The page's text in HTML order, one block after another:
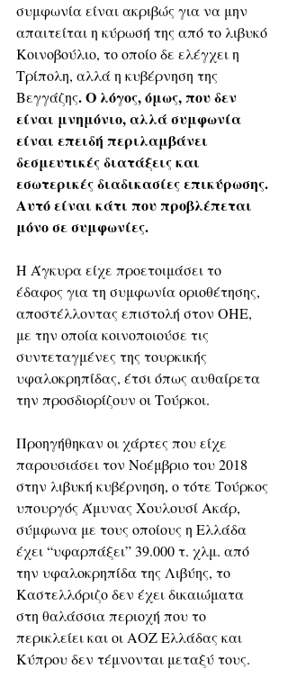
συμφωνία είναι ακριβώς για να μην
απαιτείται η κύρωσή της από το λιβυκό
Κοινοβούλιο, το οποίο δε ελέγχει η
Τρίπολη, αλλά η κυβέρνηση της
Βεγγάζης. Ο λόγος, όμως, που δεν
είναι μνημόνιο, αλλά συμφωνία
είναι επειδή περιλαμβάνει
δεσμευτικές διατάξεις και
εσωτερικές διαδικασίες επικύρωσης.
Αυτό είναι κάτι που προβλέπεται
μόνο σε συμφωνίες.
Η Άγκυρα είχε προετοιμάσει το
έδαφος για τη συμφωνία οριοθέτησης,
αποστέλλοντας επιστολή στον ΟΗΕ,
με την οποία κοινοποιούσε τις
συντεταγμένες της τουρκικής
υφαλοκρηπίδας, έτσι όπως αυθαίρετα
την προσδιορίζουν οι Τούρκοι.
Προηγήθηκαν οι χάρτες που είχε
παρουσιάσει τον Νοέμβριο του 2018
στην λιβυκή κυβέρνηση, ο τότε Τούρκος
υπουργός Άμυνας Χουλουσί Ακάρ,
σύμφωνα με τους οποίους η Ελλάδα
έχει “υφαρπάξει” 39.000 τ. χλμ. από
την υφαλοκρηπίδα της Λιβύης, το
Καστελλόριζο δεν έχει δικαιώματα
στη θαλάσσια περιοχή που το
περικλείει και οι ΑΟΖ Ελλάδας και
Κύπρου δεν τέμνονται μεταξύ τους.